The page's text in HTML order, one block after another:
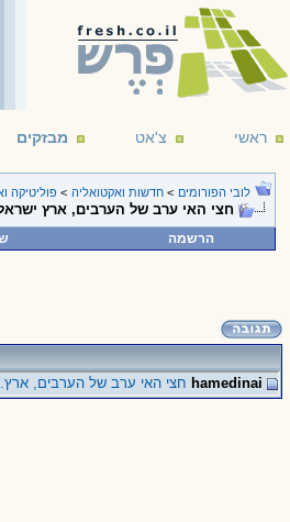
ראשי צ'אט מבזקים
לובי הפורומים > חדשות ואקטואליה > פוליטיקה
חצי האי ערב של הערבים, ארץ
הרשמה
hamedinai חצי האי ערב של הערבים,